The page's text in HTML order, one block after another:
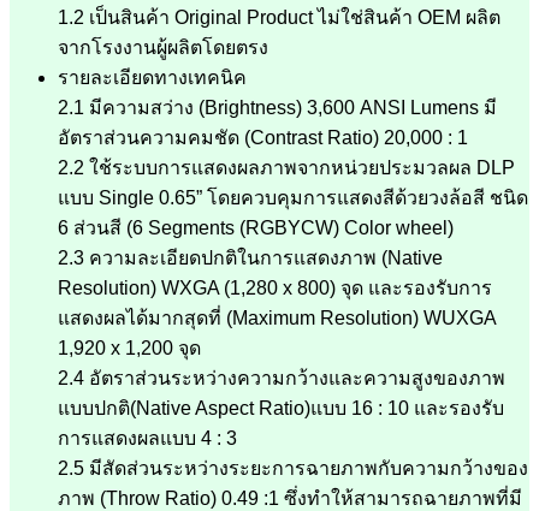
1.2 เป็นสินค้า Original Product ไม่ใช่สินค้า OEM ผลิต
จากโรงงานผู้ผลิตโดยตรง
รายละเอียดทางเทคนิค
2.1 มีความสว่าง (Brightness) 3,600 ANSI Lumens มี
อัตราส่วนความคมชัด (Contrast Ratio) 20,000 : 1
2.2 ใช้ระบบการแสดงผลภาพจากหน่วยประมวลผล DLP
แบบ Single 0.65” โดยควบคุมการแสดงสีด้วยวงล้อสี ชนิด
6 ส่วนสี (6 Segments (RGBYCW) Color wheel)
2.3 ความละเอียดปกติในการแสดงภาพ (Native
Resolution) WXGA (1,280 x 800) จุด และรองรับการ
แสดงผลได้มากสุดที่ (Maximum Resolution) WUXGA
1,920 x 1,200 จุด
2.4 อัตราส่วนระหว่างความกว้างและความสูงของภาพ
แบบปกติ(Native Aspect Ratio)แบบ 16 : 10 และรองรับ
การแสดงผลแบบ 4 : 3
2.5 มีสัดส่วนระหว่างระยะการฉายภาพกับความกว้างของ
ภาพ (Throw Ratio) 0.49 :1 ซึ่งทำให้สามารถฉายภาพที่มี